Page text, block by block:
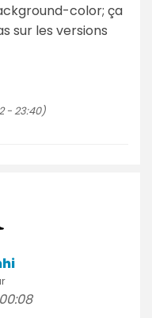
color; ça
sur les versions
- 23:40)